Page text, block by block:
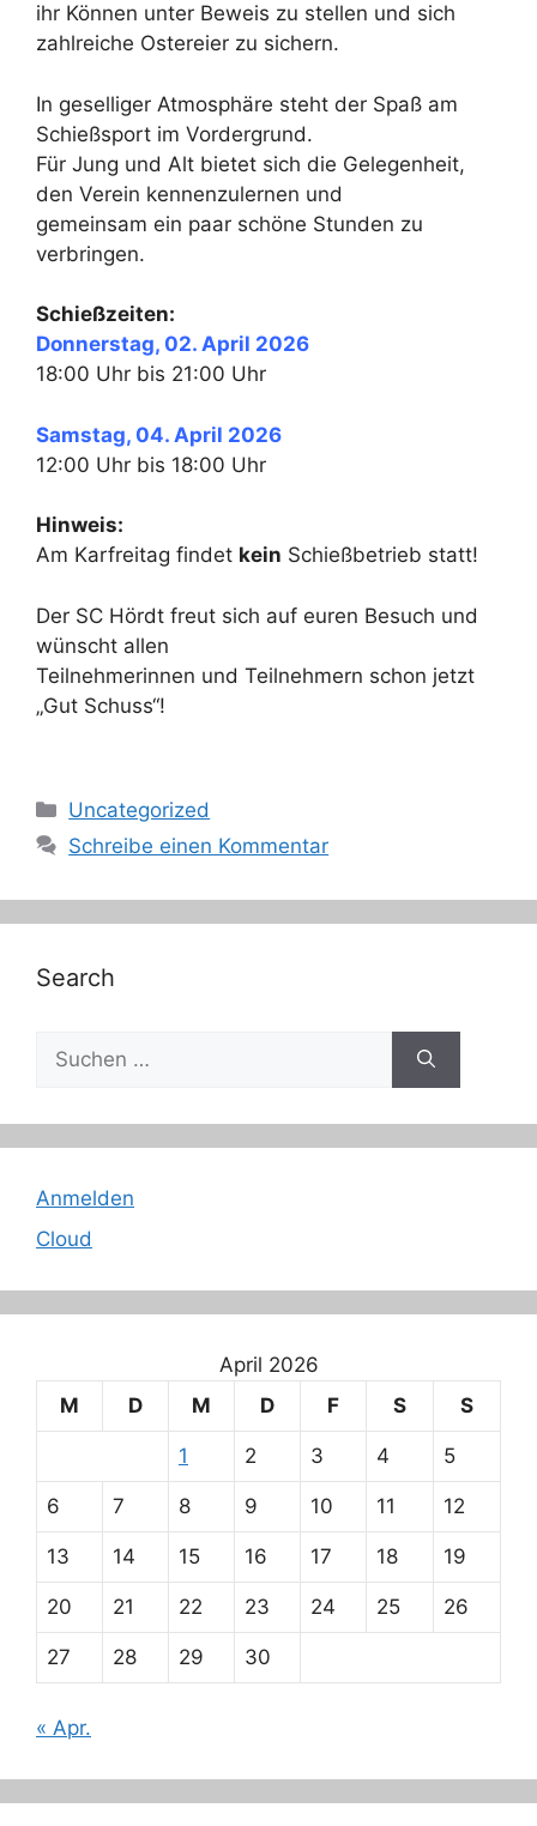
ihr Können unter Beweis zu stellen und sich
zahlreiche Ostereier zu sichern.
In geselliger Atmosphäre steht der Spaß am
Schießsport im Vordergrund.
Für Jung und Alt bietet sich die Gelegenheit,
den Verein kennenzulernen und
gemeinsam ein paar schöne Stunden zu
verbringen.
Schießzeiten:
Donnerstag, 02. April 2026
18:00 Uhr bis 21:00 Uhr
Samstag, 04. April 2026
12:00 Uhr bis 18:00 Uhr
Hinweis:
Am Karfreitag findet kein Schießbetrieb statt!
Der SC Hördt freut sich auf euren Besuch und
wünscht allen
Teilnehmerinnen und Teilnehmern schon jetzt
„Gut Schuss“!
Kategorien
Uncategorized
Schreibe einen Kommentar
Search
Suche
nach:
Anmelden
Cloud
April 2026
M
D M D F S S
1 2 3 4 5
6 7 8 9 10 11 12
13 14 15 16 17 18 19
20 21 22 23 24 25 26
27 28 29 30
« Apr.